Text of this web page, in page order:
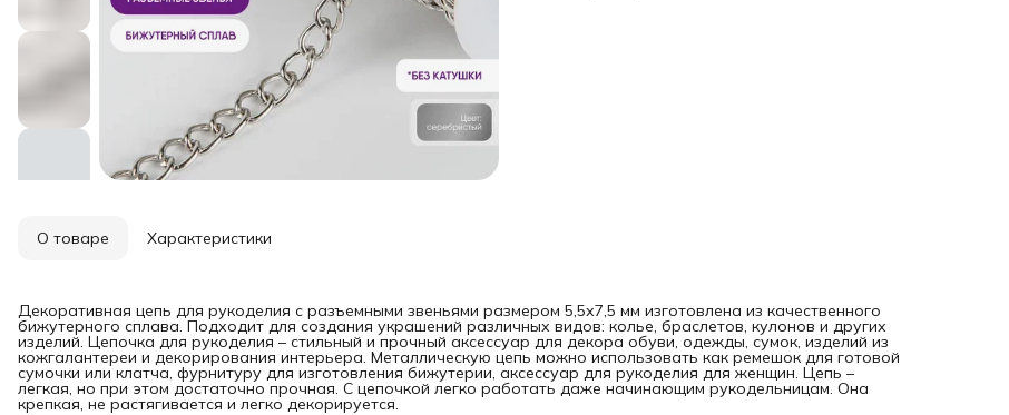
О товаре Характеристики
Декоративная цепь для рукоделия с разъемными звеньями размером 5,5х7,5 мм изготовлена из качественного
бижутерного сплава. Подходит для создания украшений различных видов: колье, браслетов, кулонов и других
изделий. Цепочка для рукоделия – стильный и прочный аксессуар для декора обуви, одежды, сумок, изделий из
кожгалантереи и декорирования интерьера. Металлическую цепь можно использовать как ремешок для готовой
сумочки или клатча, фурнитуру для изготовления бижутерии, аксессуар для рукоделия для женщин. Цепь –
легкая, но при этом достаточно прочная. С цепочкой легко работать даже начинающим рукодельницам. Она
крепкая, не растягивается и легко декорируется.